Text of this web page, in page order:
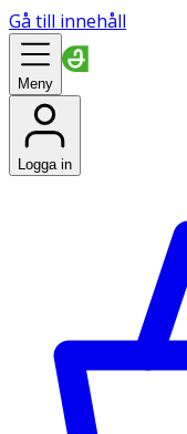
Gå till innehåll
Meny
Logga in